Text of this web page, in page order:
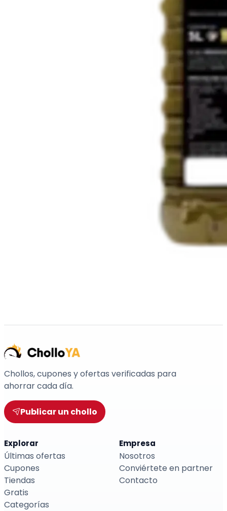
Chollos, cupones y ofertas verificadas para
ahorrar cada día.
Publicar un chollo
Explorar
Últimas ofertas
Cupones
Tiendas
Gratis
Categorías
Empresa
Nosotros
Conviértete en partner
Contacto